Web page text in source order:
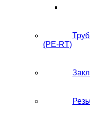
(PE-RT)